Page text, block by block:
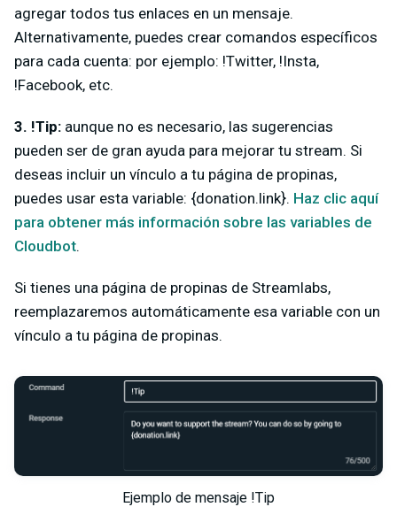
agregar todos tus enlaces en un mensaje.
Alternativamente, puedes crear comandos específicos
para cada cuenta: por ejemplo: !Twitter, !Insta,
!Facebook, etc.
3. !Tip: aunque no es necesario, las sugerencias
pueden ser de gran ayuda para mejorar tu stream. Si
deseas incluir un vínculo a tu página de propinas,
puedes usar esta variable: {donation.link}. Haz clic aquí
para obtener más información sobre las variables de
Cloudbot.
Si tienes una página de propinas de Streamlabs,
reemplazaremos automáticamente esa variable con un
vínculo a tu página de propinas.
Ejemplo de mensaje !Tip